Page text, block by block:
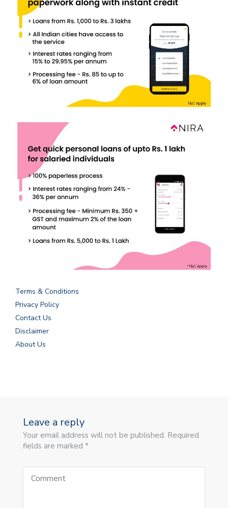
Terms & Conditions
Privacy Policy
Contact Us
Disclaimer
About Us
Leave a reply
Your email address will not be published. Required
fields are marked *